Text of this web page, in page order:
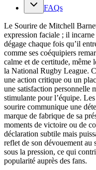
FAQs
Le Sourire de Mitchell
expression faciale ; il
dégage chaque fois qu’il
comme ses coéquipiers
calme et de certitude, même
la National Rugby League.
une action critique ou un
une satisfaction personnelle
stimulante pour l’équipe.
sourire communique une
marque de fabrique de sa
moments de victoire ou de
déclaration subtile mais
reflet de son dévouement au
sous la pression, ce qui
popularité auprès des fans.